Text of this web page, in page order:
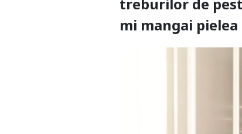
treburilor de
mi mangai